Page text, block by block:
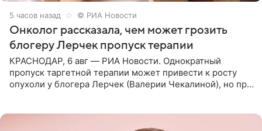
5 часов назад © РИА Новости
Онколог рассказала, чем может грозить
блогеру Лерчек пропуск терапии
КРАСНОДАР, 6 авг — РИА Новости. Однократный
пропуск таргетной терапии может привести к росту
опухоли у блогера Лерчек (Валерии Чекалиной), но при